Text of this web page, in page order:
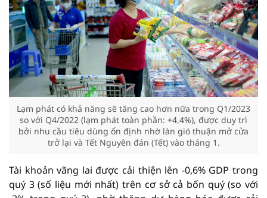
Lạm phát có khả năng sẽ tăng cao hơn nữa trong Q1/2023
so với Q4/2022 (lạm phát toàn phần: +4,4%), được duy trì
bởi nhu cầu tiêu dùng ổn định nhờ làn gió thuận mở cửa
trở lại và Tết Nguyên đán (Tết) vào tháng 1.
Tài khoản vãng lai được cải thiện lên -0,6% GDP trong
quý 3 (số liệu mới nhất) trên cơ sở cả bốn quý (so với